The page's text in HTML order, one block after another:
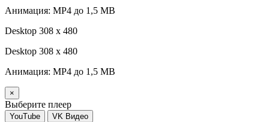
Анимация: MP4 до 1,5 MB
Desktop 308 х 480
Desktop 308 х 480
Анимация: MP4 до 1,5 MB
×
Выберите плеер
YouTube VK Видео